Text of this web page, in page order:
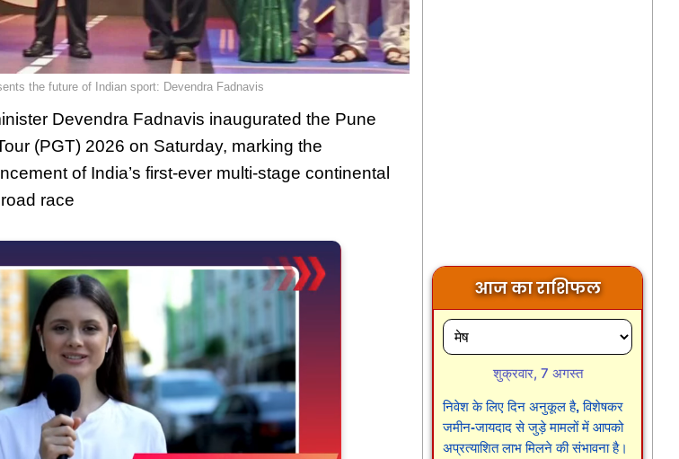
the future of Indian sport: Devendra Fadnavis
Devendra Fadnavis inaugurated the Pune
(PGT) 2026 on Saturday, marking the
of India’s first-ever multi-stage continental
race
आज का राशिफल
शुक्रवार, 7 अगस्त
निवेश के लिए दिन अनुकूल है, विशेषकर
जमीन-जायदाद से जुड़े मामलों में आपको
अप्रत्याशित लाभ मिलने की संभावना है।